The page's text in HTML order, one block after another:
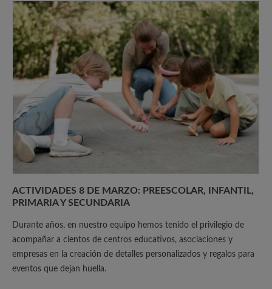
ACTIVIDADES 8 DE MARZO: PREESCOLAR, INFANTIL,
PRIMARIA Y SECUNDARIA
Durante años, en nuestro equipo hemos tenido el privilegio de
acompañar a cientos de centros educativos, asociaciones y
empresas en la creación de detalles personalizados y regalos para
eventos que dejan huella.